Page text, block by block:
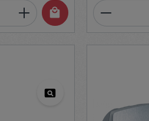
vagy használja
Adja meg a